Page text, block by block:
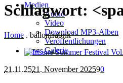
Medien
Audio
Video
Download MP3-Alben
Veröffentlichungen
Galerie
News
Schlagwort:
Home . ballonfrabrik
21.11.2521. November 202590